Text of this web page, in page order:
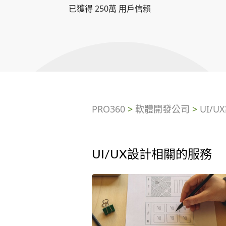
已獲得 250萬 用戶信賴
PRO360> 軟體開發公司 > UI/
UI/UX設計相關的服務